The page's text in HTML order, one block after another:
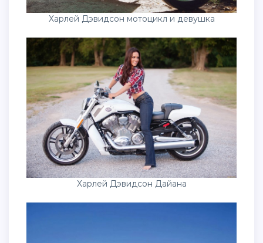
Харлей Дэвидсон мотоцикл и девушка
Харлей Дэвидсон Дайана